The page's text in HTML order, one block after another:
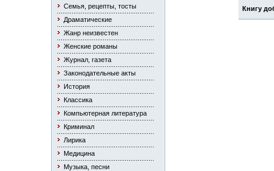
Семья, рецепты, тосты
Драматические
Жанр неизвестен
Женские романы
Журнал, газета
Законодательные акты
История
Классика
Компьютерная литература
Криминал
Лирика
Медицина
Музыка, песни
Книгу